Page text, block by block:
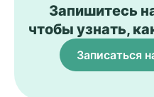
Запишитесь
чтобы узнать,
Записаться